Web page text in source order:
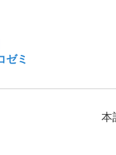
ゼミ
本